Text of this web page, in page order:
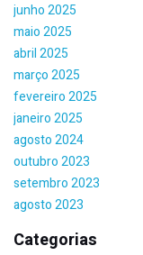
junho 2025
maio 2025
abril 2025
março 2025
fevereiro 2025
janeiro 2025
agosto 2024
outubro 2023
setembro 2023
agosto 2023
Categorias